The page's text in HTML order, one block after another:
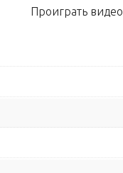
Проиграть видео